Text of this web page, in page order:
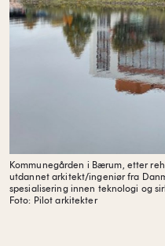
Kommunegården i Bærum, etter
utdannet arkitekt/ingeniør fra
spesialisering innen teknologi og
Foto: Pilot arkitekter